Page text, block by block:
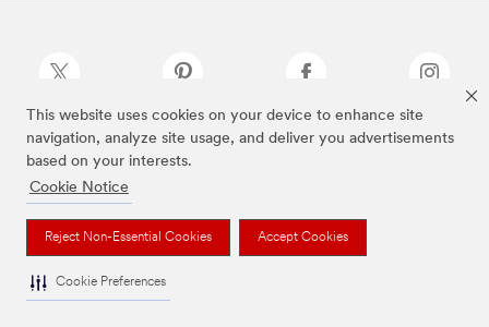
This website uses cookies on your device to enhance site
navigation, analyze site usage, and deliver you advertisements
based on your interests.
Cookie Notice
Reject Non-Essential Cookies Accept Cookies
Cookie Preferences
แบรนด์ที่ระบุไว้ข้างต้นเป็นเครื่องหมายการค้าของ 3M